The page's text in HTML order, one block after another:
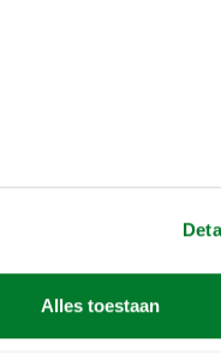
Alles toestaan
op maat, ook voor
we altijd diervriendelijk
diverse middelen om